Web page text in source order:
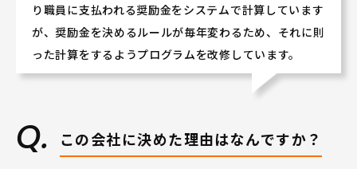
り職員に支払われる奨励金をシステムで計算しています
が、奨励金を決めるルールが毎年変わるため、それに則
った計算をするようプログラムを改修しています。
この会社に決めた理由はなんですか？